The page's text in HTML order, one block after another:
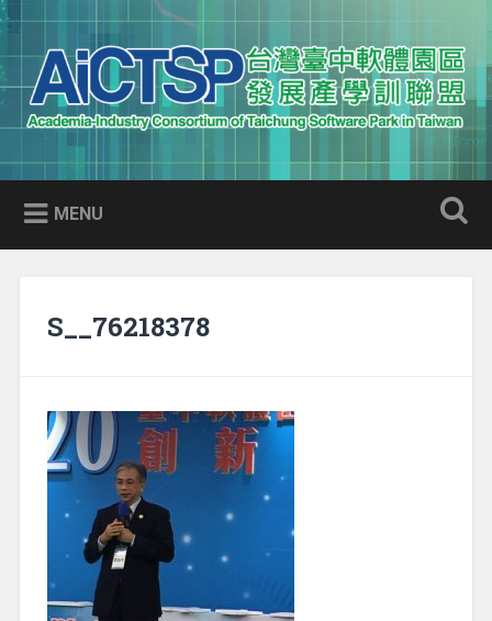
Skip
to
content
Search
AICTSP 台灣臺中軟體園區發展
產學訓聯盟
Academia-Industry Consortium of Taichung Software Park
in Taiwan
MENU
S__76218378